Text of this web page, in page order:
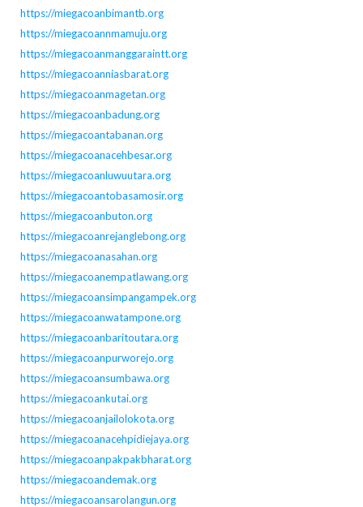
https://miegacoanbimantb.org
https://miegacoannmamuju.org
https://miegacoanmanggaraintt.org
https://miegacoanniasbarat.org
https://miegacoanmagetan.org
https://miegacoanbadung.org
https://miegacoantabanan.org
https://miegacoanacehbesar.org
https://miegacoanluwuutara.org
https://miegacoantobasamosir.org
https://miegacoanbuton.org
https://miegacoanrejanglebong.org
https://miegacoanasahan.org
https://miegacoanempatlawang.org
https://miegacoansimpangampek.org
https://miegacoanwatampone.org
https://miegacoanbaritoutara.org
https://miegacoanpurworejo.org
https://miegacoansumbawa.org
https://miegacoankutai.org
https://miegacoanjailolokota.org
https://miegacoanacehpidiejaya.org
https://miegacoanpakpakbharat.org
https://miegacoandemak.org
https://miegacoansarolangun.org